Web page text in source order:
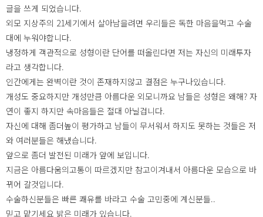
글을 쓰게 되었습니다.
외모 지상주의 21세기에서 살아남을려면 우리들은 독한 마음을먹고 수술
대에 누워야합니다.
냉정하게 객관적으로 성형이란 단어를 떠올린다면 저는 자신의 미래투자
라고 생각합니다.
인간에게는 완벽이란 것이 존재하지않고 결점은 누구나있습니다.
개성도 중요하지만 개성만큼 아름다운 외모니까요 남들은 성형은 왜해? 자
연이 좋지 하지만 속마음들은 절대 아닐겁니다.
자신에 대해 좀더높이 평가하고 남들이 무서워서 하지도 못하는 것들은 저
와 여러분들은 해냈습니다.
앞으로 좀더 발전된 미래가 앞에 보입니다.
지금은 아름다움의고통이 따르겠지만 참고이겨내서 아름다운 모습으로 바
뀌어 갈것입니다.
수술하신분들은 빠른 쾌유를 바라고 수술 고민중에 계신분들..
믿고 맡기세요 밝은 미래가 있습니다.